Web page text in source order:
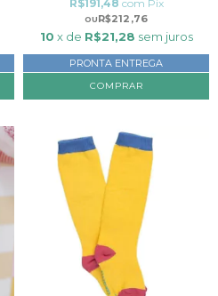
R$212,76
R$191,48 com Pix
10 x de R$21,28 sem juros
PRONTA ENTREGA